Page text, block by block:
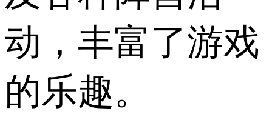
动，丰富了游戏
的乐趣。